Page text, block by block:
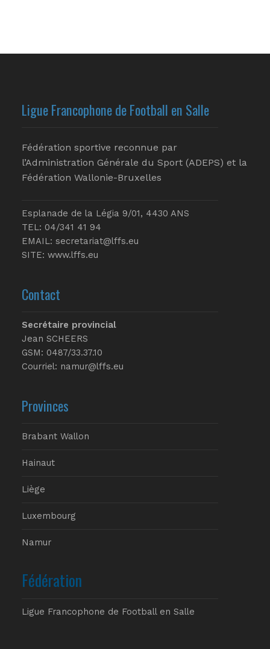
Ligue Francophone de Football en Salle
Fédération sportive reconnue par
l’Administration Générale du Sport (ADEPS) et la
Fédération Wallonie-Bruxelles
Esplanade de la Légia 9/01, 4430 ANS
TEL: 04/341 41 94
EMAIL: secretariat@lffs.eu
SITE: www.lffs.eu
Contact
Secrétaire provincial
Jean SCHEERS
GSM: 0487/33.37.10
Courriel: namur@lffs.eu
Provinces
Brabant Wallon
Hainaut
Liège
Luxembourg
Namur
Fédération
Ligue Francophone de Football en Salle